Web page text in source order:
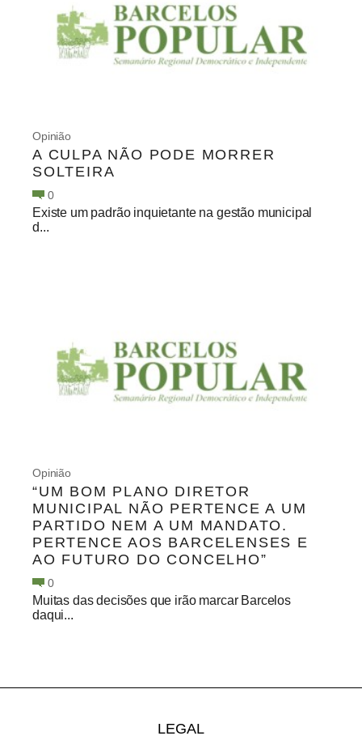
Opinião
A CULPA NÃO PODE MORRER
SOLTEIRA
0
Existe um padrão inquietante na gestão municipal
d...
Opinião
“UM BOM PLANO DIRETOR
MUNICIPAL NÃO PERTENCE A UM
PARTIDO NEM A UM MANDATO.
PERTENCE AOS BARCELENSES E
AO FUTURO DO CONCELHO”
0
Muitas das decisões que irão marcar Barcelos
daqui...
LEGAL